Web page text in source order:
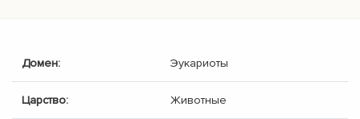
Домен: Эукариоты
Царство: Животные